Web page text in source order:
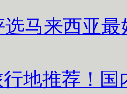
选马来西亚
行地推荐！